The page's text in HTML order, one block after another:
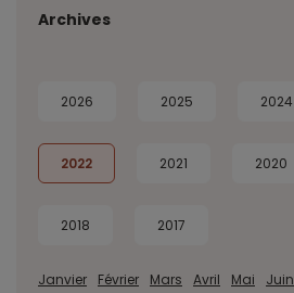
Archives
2026 2025 2024
2022 2021 2020
2018 2017
Janvier Février Mars Avril Mai Juin